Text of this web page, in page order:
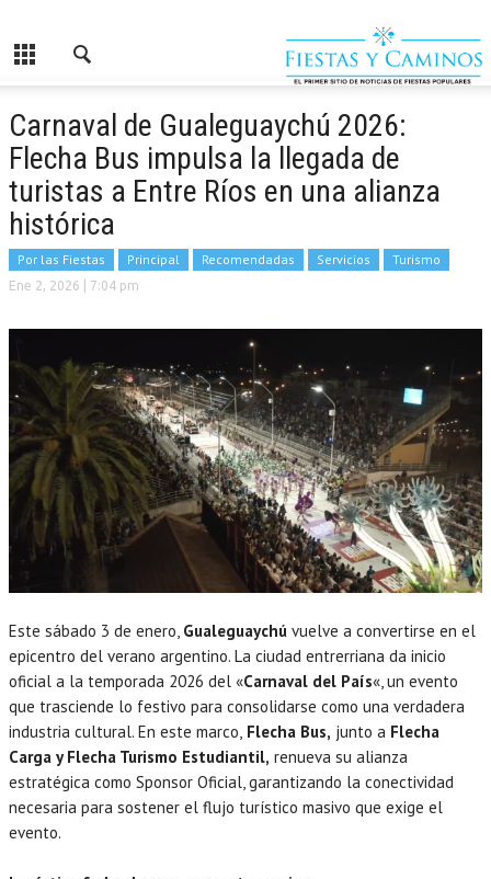
Carnaval de Gualeguaychú 2026:
Flecha Bus impulsa la llegada de
turistas a Entre Ríos en una alianza
histórica
Por las Fiestas Principal Recomendadas Servicios Turismo
Ene 2, 2026 | 7:04 pm
Este sábado 3 de enero, Gualeguaychú vuelve a convertirse en el
epicentro del verano argentino. La ciudad entrerriana da inicio
oficial a la temporada 2026 del «Carnaval del País«, un evento
que trasciende lo festivo para consolidarse como una verdadera
industria cultural. En este marco, Flecha Bus, junto a Flecha
Carga y Flecha Turismo Estudiantil, renueva su alianza
estratégica como Sponsor Oficial, garantizando la conectividad
necesaria para sostener el flujo turístico masivo que exige el
evento.